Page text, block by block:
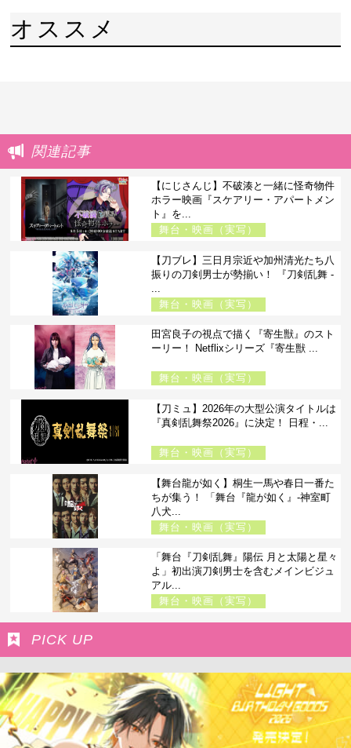
オススメ
関連記事
【にじさんじ】不破湊と一緒に怪奇物件
ホラー映画『スケアリー・アパートメン
ト』を...
舞台・映画（実写）
【刀ブレ】三日月宗近や加州清光たち八
振りの刀剣男士が勢揃い！ 『刀剣乱舞 -
舞台・映画（実写）
田宮良子の視点で描く『寄生獣』のスト
ーリー！ Netflixシリーズ『寄生獣 ...
舞台・映画（実写）
【刀ミュ】2026年の大型公演タイトルは
『真剣乱舞祭2026』に決定！ 日程・...
舞台・映画（実写）
【舞台龍が如く】桐生一馬や春日一番た
ちが集う！ 「舞台『龍が如く』-神室町
八犬...
舞台・映画（実写）
「舞台『刀剣乱舞』陽伝 月と太陽と星々
よ」初出演刀剣男士を含むメインビジュ
アル...
舞台・映画（実写）
PICK UP